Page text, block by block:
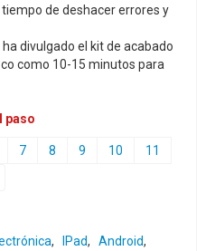
de deshacer errores y
divulgado el kit de acabado
como 10-15 minutos para
paso
7 8 9 10
11
, IPad, Android,